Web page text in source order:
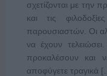
σχετίζονται με την
και τις
παρουσιαστών. Οι
να έχουν
προκαλέσουν και
αποφύγετε τραγικά